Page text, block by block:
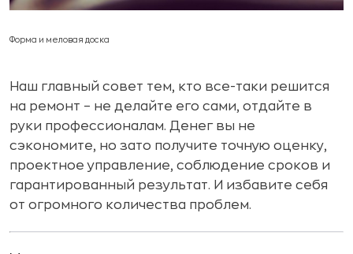
Форма и меловая доска
Наш главный совет тем, кто все-таки решится
на ремонт – не делайте его сами, отдайте в
руки профессионалам. Денег вы не
сэкономите, но зато получите точную оценку,
проектное управление, соблюдение сроков и
гарантированный результат. И избавите себя
от огромного количества проблем.